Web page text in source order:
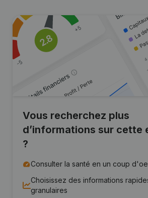
Vous recherchez plus
d’informations sur cette
?
Consulter la santé en un coup
Choisissez des informations
granulaires